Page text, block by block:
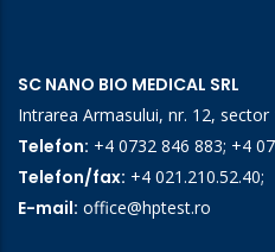
SC NANO BIO MEDICAL SRL
Intrarea Armasului, nr. 12,
Telefon: +4 0732 846 883; +4
Telefon/fax: +4 021.210.52.40;
E-mail: office@hptest.ro